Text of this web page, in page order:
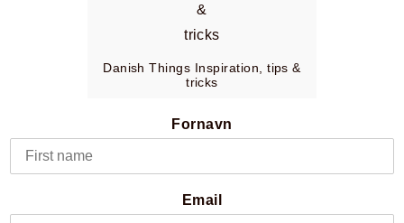
Danish Things Inspiration, tips &
tricks
Fornavn
Email